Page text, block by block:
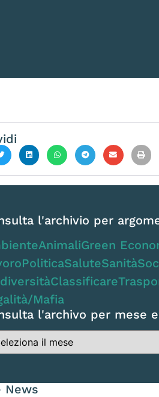
l'archivio per
AnimaliGreen
PoliticaSaluteSanità
Classificare
Mafia
l'archivo per mese
News